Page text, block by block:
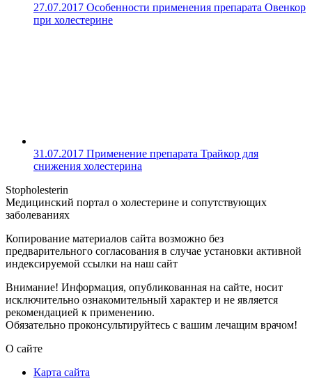
27.07.2017 Особенности применения препарата Овенкор
при холестерине
31.07.2017 Применение препарата Трайкор для
снижения холестерина
Stopholesterin
Медицинский портал о холестерине и сопутствующих
заболеваниях
Копирование материалов сайта возможно без
предварительного согласования в случае установки активной
индексируемой ссылки на наш сайт
Внимание! Информация, опубликованная на сайте, носит
исключительно ознакомительный характер и не является
рекомендацией к применению.
Обязательно проконсультируйтесь с вашим лечащим врачом!
О сайте
Карта сайта